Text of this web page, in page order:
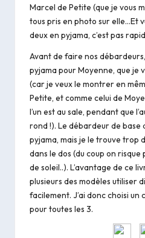
Marcel de Petite (que je vous
tous pris en photo sur elle…Et
deux en pyjama, c’est pas
Avant de faire nos
pyjama pour Moyenne, que je
(car je veux le montrer en
Petite, et comme celui de
l’un est au sale, pendant que
rond !). Le débardeur de base
pyjama, mais je le trouve trop
dans le dos (du coup on
de soleil..). L’avantage de ce
plusieurs des modèles utiliser
facilement. J’ai donc choisi un
pour toutes les 3.